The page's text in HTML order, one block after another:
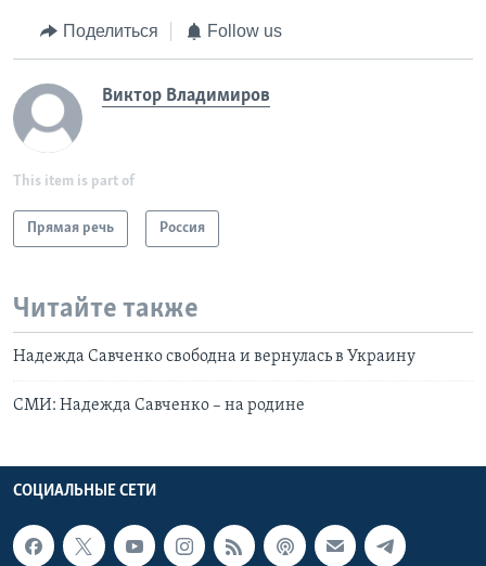
Поделиться Follow us
Виктор Владимиров
This item is part of
Прямая речь Россия
Читайте также
Надежда Савченко свободна и вернулась в Украину
СМИ: Надежда Савченко – на родине
СОЦИАЛЬНЫЕ СЕТИ